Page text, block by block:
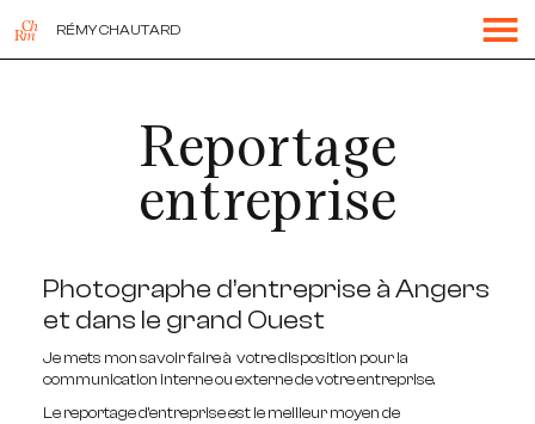
RÉMY CHAUTARD
Reportage
entreprise
Photographe d’entreprise à Angers
et dans le grand Ouest
Je mets mon savoir faire à votre disposition pour la
communication interne ou externe de votre entreprise.
Le reportage d’entreprise est le meilleur moyen de